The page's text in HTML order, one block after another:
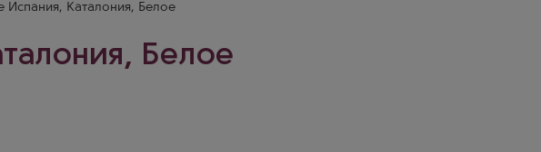
Испания, Каталония, Белое
Белое